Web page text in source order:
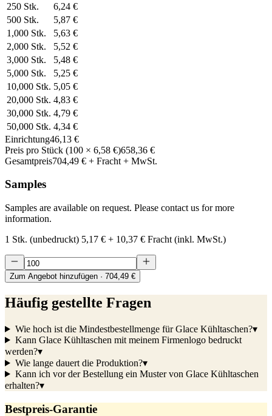
250 Stk.
6,24 €
500 Stk.
5,87 €
1,000 Stk.
5,63 €
2,000 Stk.
5,52 €
3,000 Stk.
5,48 €
5,000 Stk.
5,25 €
10,000 Stk. 5,05 €
20,000 Stk. 4,83 €
30,000 Stk. 4,79 €
50,000 Stk. 4,34 €
Einrichtung46,13 €
Preis pro Stück (100 × 6,58 €)658,36 €
Gesamtpreis704,49 € + Fracht + MwSt.
Samples
Samples are available on request. Please contact us for more
information.
1 Stk. (unbedruckt) 5,17 € + 10,37 € Fracht (inkl. MwSt.)
Zum Angebot hinzufügen · 704,49 €
Häufig gestellte Fragen
Wie hoch ist die Mindestbestellmenge für Glace Kühltaschen?▾
Kann Glace Kühltaschen mit meinem Firmenlogo bedruckt
werden?▾
Wie lange dauert die Produktion?▾
Kann ich vor der Bestellung ein Muster von Glace Kühltaschen
erhalten?▾
Bestpreis-Garantie